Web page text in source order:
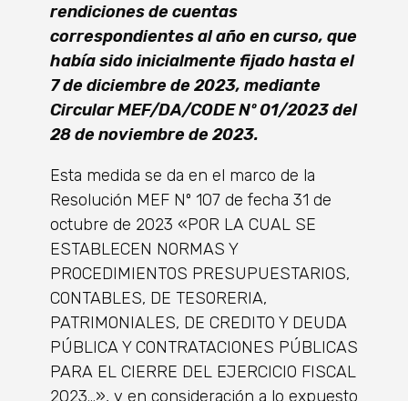
rendiciones de cuentas
correspondientes al año en curso, que
había sido inicialmente fijado hasta el
7 de diciembre de 2023, mediante
Circular MEF/DA/CODE Nº 01/2023 del
28 de noviembre de 2023.
Esta medida se da en el marco de la
Resolución MEF Nº 107 de fecha 31 de
octubre de 2023 «POR LA CUAL SE
ESTABLECEN NORMAS Y
PROCEDIMIENTOS PRESUPUESTARIOS,
CONTABLES, DE TESORERIA,
PATRIMONIALES, DE CREDITO Y DEUDA
PÚBLICA Y CONTRATACIONES PÚBLICAS
PARA EL CIERRE DEL EJERCICIO FISCAL
2023…», y en consideración a lo expuesto